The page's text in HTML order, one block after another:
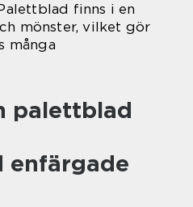
finns i en
mönster, vilket gör
många
palettblad
enfärgade